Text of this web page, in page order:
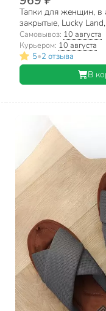
Тапки для женщин, в
закрытые, Lucky
Самовывоз: 10 августа
Курьером: 10 августа
5•2 отзыва
В